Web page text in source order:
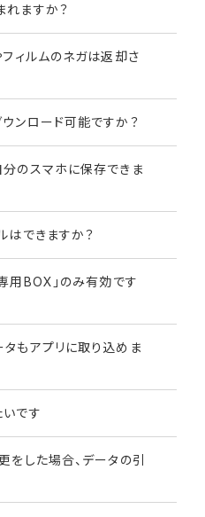
束できかねます。お急ぎの方は
文をお願いいたします。
注文いただく場合、選んだ商品の
ます。
り予定日はあくまで目安になりま
た、お届け予定日が店舗休業日の
撮り
TRA400 36枚撮り
36枚撮り
返却となるためご注意くだ
注文につき１本の注文（１
す。
ますか？
は含みません。箱は「宅急便
さまご自身で購入いただく必
フィルムのネガは返却さ
ンロード可能ですか？
てから、60日間です。それ以
なくなるためご注意くださ
のスマホに保存できま
の保存できます。
はできますか？
ルはお受けいたしかねますの
い。
用BOX」のみ有効です
コンパクト専用BOX」のみ
自身にて購入をお願いします
もアプリに取り込めま
ータを後から取り込むこと
ら本アプリからご注文いただ
り可能です。
です
にある「削除された写真」か
除」した写真は復元するこ
をした場合、データの引